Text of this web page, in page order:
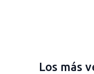
Los más